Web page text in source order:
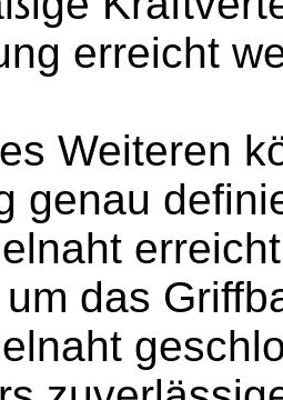
erreicht
Weiteren
genau
das